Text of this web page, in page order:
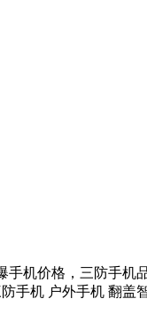
机价格，三防手机
手机 户外手机 翻盖